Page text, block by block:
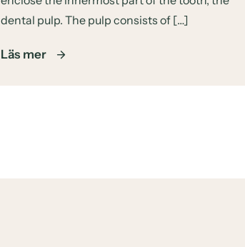
dental pulp. The pulp consists of […]
Läs mer